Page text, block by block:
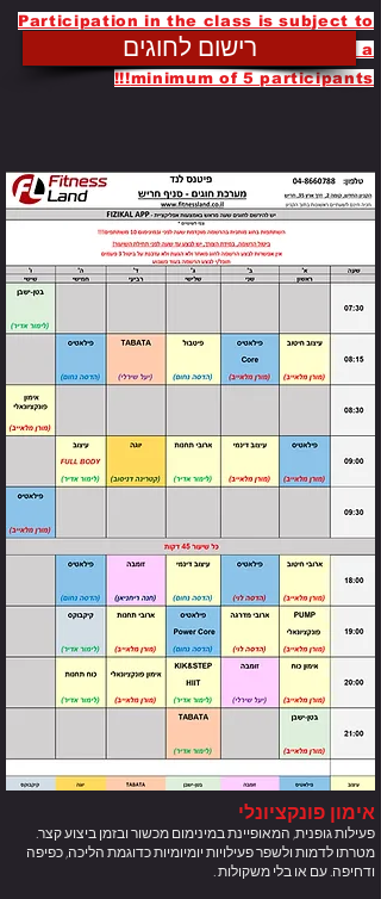
Participation in the class is subject to
pre-registration an hour before and a
minimum of 5 participants!!!
רישום לחוגים
אימון פונקציונלי
פעילות גופנית, המאופיינת במינימום מכשור ובזמן ביצוע קצר.
מטרתו לדמות ולשפר פעילויות יומיומיות כדוגמת הליכה, כפיפה
ודחיפה. עם או בלי משקולות .
Powered by
InnoTech Apps
Your 14 days trial has
The trial's over, but the show must go
on! 🎬 Upgrade now to keep your web
masterpiece in the spotlight.